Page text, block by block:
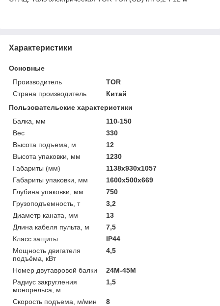
Характеристики
Основные
Производитель
TOR
Страна производитель
Китай
Пользовательские характеристики
Балка, мм
110-150
Вес
330
Высота подъема, м
12
Высота упаковки, мм
1230
Габариты (мм)
1138х930х1057
Габариты упаковки, мм
1600х500х669
Глубина упаковки, мм
750
Грузоподъемность, т
3,2
Диаметр каната, мм
13
Длина кабеля пульта, м
7,5
Класс защиты
IP44
Мощность двигателя
подъёма, кВт
4,5
Номер двутавровой балки
24М-45М
Радиус закругления
монорельса, м
1,5
Скорость подъема, м/мин
8